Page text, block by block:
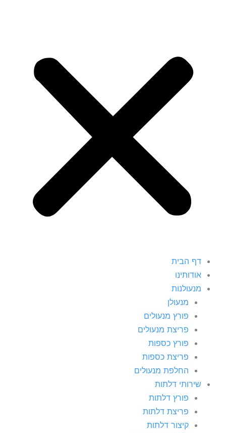
דף הבית
אודותינו
מנעולנות
מנעולן
פורץ מנעולים
פריצת מנעולים
פורץ כספות
פריצת כספות
החלפת מנעולים
שירותי דלתות
פורץ דלתות
פריצת דלתות
קיצור דלתות